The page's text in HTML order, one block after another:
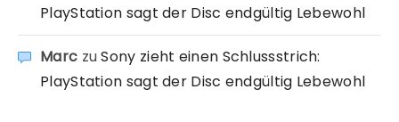
PlayStation sagt der Disc endgültig Lebewohl
Marc zuSony zieht einen Schlussstrich:
PlayStation sagt der Disc endgültig Lebewohl